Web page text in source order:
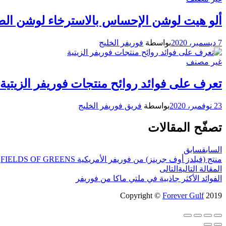
ألو هيت لوشن الإحساس بالاسترخاء لوشن
7 ديسمبر، 2020 بواسطة فوريفر الخليج
غير مصنف
تعرف على فوائد روائح منتجات فوريفر الزيتية
23 نوفمبر، 2020 بواسطة فريق فوريفر الخليج
تصفّح المقالات
السابقسابق
منتج (فيلدز أوف جرينز) من فوريفر الأمريكية FIELDS OF GREENS
المقالة التالية التالى
الفوائد الأكثر جاذبية في ملتي ماكا من فوريفر
Copyright © Forever Gulf2019